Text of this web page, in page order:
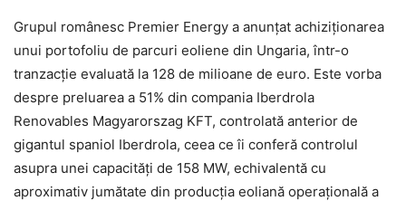
Grupul românesc Premier Energy a anunțat achiziționarea
unui portofoliu de parcuri eoliene din Ungaria, într-o
tranzacție evaluată la 128 de milioane de euro. Este vorba
despre preluarea a 51% din compania Iberdrola
Renovables Magyarorszag KFT, controlată anterior de
gigantul spaniol Iberdrola, ceea ce îi conferă controlul
asupra unei capacități de 158 MW, echivalentă cu
aproximativ jumătate din producția eoliană operațională a